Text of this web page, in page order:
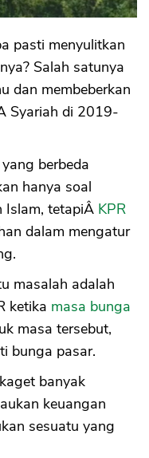
Salah satunya
dan membeberkan
Syariah di 2019-
berbeda
hanya soal
Islam, tetapiÂ KPR
dalam mengatur
masalah adalah
ketika masa bunga
masa tersebut,
bunga pasar.
banyak
keuangan
sesuatu yang